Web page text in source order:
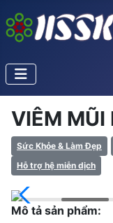
VIÊM MŨI
Sức Khỏe & Làm Đẹp
Hỗ trợ hệ miễn dịch
Mô tả sản phẩm: